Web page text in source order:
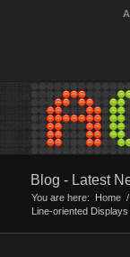
Blog - Latest
You are here: Home /
Line-oriented Displays